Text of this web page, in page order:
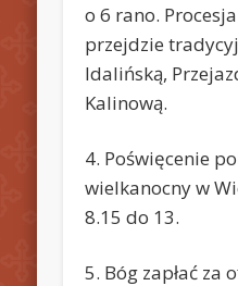
o 6 rano.
przejdzie
Idalińską,
Kalinową.
4. Poświęcenie
wielkanocny w
8.15 do 13.
5. Bóg zapłać za